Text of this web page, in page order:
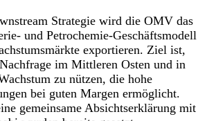
Strategie wird die OMV das
und Petrochemie-Geschäftsmodell
exportieren. Ziel ist,
im Mittleren Osten und in
zu nützen, die hohe
bei guten Margen ermöglicht.
gemeinsame Absichtserklärung mit